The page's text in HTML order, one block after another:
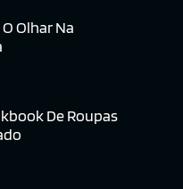
Olhar Na
De Roupas